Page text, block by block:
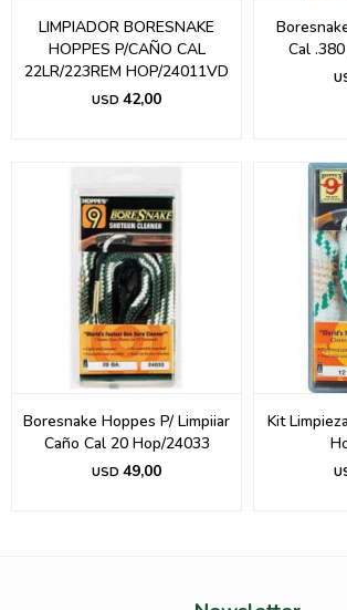
LIMPIADOR BORESNAKE
HOPPES P/CAÑO CAL
22LR/223REM HOP/24011VD
USD 42,00
Cal
Boresnake Hoppes P/ Limpiiar
Caño Cal 20 Hop/24033
USD 49,00
Kit